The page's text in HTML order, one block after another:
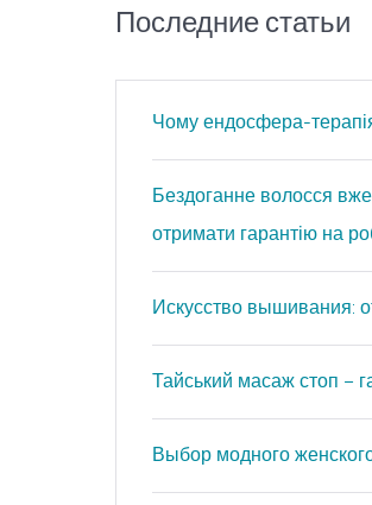
Последние статьи
Чому ендосфера-
Бездоганне волосся
отримати гарантію на
Искусство вышивания:
Тайський масаж стоп –
Выбор модного